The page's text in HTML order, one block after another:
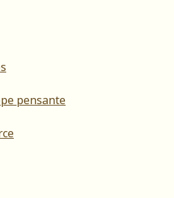
pensante